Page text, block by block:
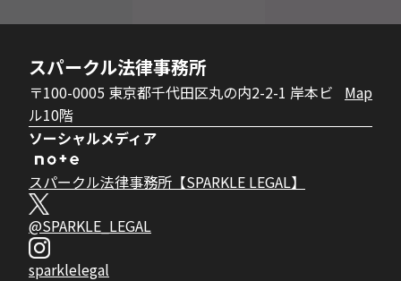
スパークル法律事務所
〒100-0005 東京都千代田区丸の内2-2-1 岸本ビ
ル10階
Map
ソーシャルメディア
スパークル法律事務所【SPARKLE LEGAL】
@SPARKLE_LEGAL
sparklelegal